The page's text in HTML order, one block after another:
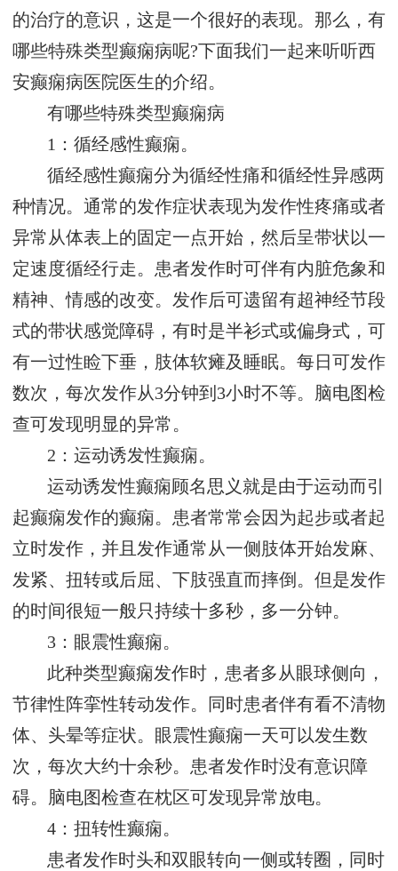
的治疗的意识，这是一个很好的表现。那么，有
哪些特殊类型癫痫病呢?下面我们一起来听听西
安癫痫病医院医生的介绍。
有哪些特殊类型癫痫病
1：循经感性癫痫。
循经感性癫痫分为循经性痛和循经性异感两
种情况。通常的发作症状表现为发作性疼痛或者
异常从体表上的固定一点开始，然后呈带状以一
定速度循经行走。患者发作时可伴有内脏危象和
精神、情感的改变。发作后可遗留有超神经节段
式的带状感觉障碍，有时是半衫式或偏身式，可
有一过性睑下垂，肢体软瘫及睡眠。每日可发作
数次，每次发作从3分钟到3小时不等。脑电图检
查可发现明显的异常。
2：运动诱发性癫痫。
运动诱发性癫痫顾名思义就是由于运动而引
起癫痫发作的癫痫。患者常常会因为起步或者起
立时发作，并且发作通常从一侧肢体开始发麻、
发紧、扭转或后屈、下肢强直而摔倒。但是发作
的时间很短一般只持续十多秒，多一分钟。
3：眼震性癫痫。
此种类型癫痫发作时，患者多从眼球侧向，
节律性阵挛性转动发作。同时患者伴有看不清物
体、头晕等症状。眼震性癫痫一天可以发生数
次，每次大约十余秒。患者发作时没有意识障
碍。脑电图检查在枕区可发现异常放电。
4：扭转性癫痫。
患者发作时头和双眼转向一侧或转圈，同时